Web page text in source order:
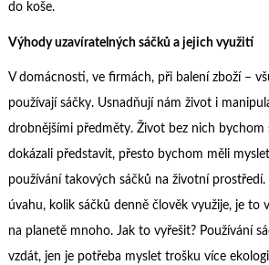
do koše.
Výhody uzavíratelných sáčků a jejich využití
V domácnosti, ve firmách, při balení zboží –
používají sáčky. Usnadňují nám život i
drobnějšími předměty. Život bez nich bychom
dokázali představit, přesto bychom měli
používání takových sáčků na životní prostředí.
úvahu, kolik sáčků denně člověk využije, je to
na planetě mnoho. Jak to vyřešit? Používání
vzdát, jen je potřeba myslet trošku více